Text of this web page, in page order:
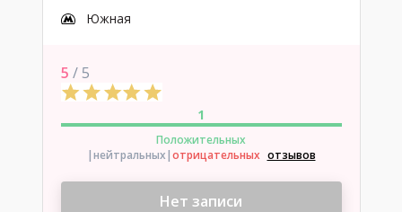
Южная
5 / 5
1
Положительных
|нейтральных|отрицательных отзывов
Нет записи